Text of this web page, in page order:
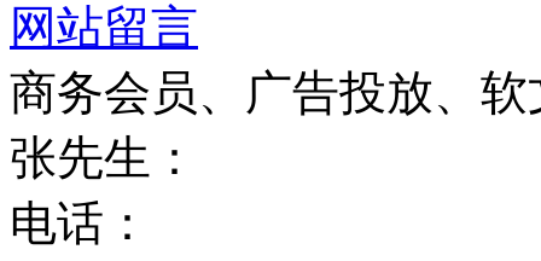
网站留言
商务会员、广告投放、软
张先生：
电话：